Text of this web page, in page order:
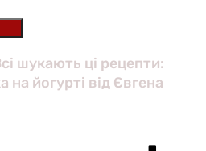
шукають ці рецепти:
на йогурті від Євгена